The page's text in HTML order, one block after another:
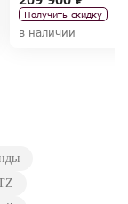
Получить скидку
в наличии